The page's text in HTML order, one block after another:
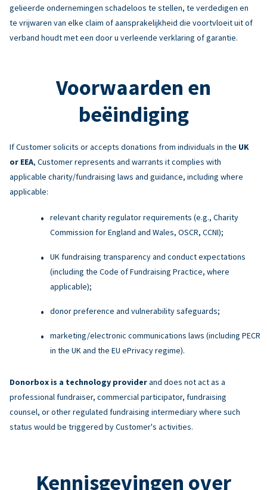
gelieerde ondernemingen schadeloos te stellen, te verdedigen en
te vrijwaren van elke claim of aansprakelijkheid die voortvloeit uit of
verband houdt met een door u verleende verklaring of garantie.
Voorwaarden en
beëindiging
If Customer solicits or accepts donations from individuals in the UK
or EEA, Customer represents and warrants it complies with
applicable charity/fundraising laws and guidance, including where
applicable:
relevant charity regulator requirements (e.g., Charity
Commission for England and Wales, OSCR, CCNI);
UK fundraising transparency and conduct expectations
(including the Code of Fundraising Practice, where
applicable);
donor preference and vulnerability safeguards;
marketing/electronic communications laws (including PECR
in the UK and the EU ePrivacy regime).
Donorbox is a technology providerand does not act as a
professional fundraiser, commercial participator, fundraising
counsel, or other regulated fundraising intermediary where such
status would be triggered by Customer's activities.
Kennisgevingen over